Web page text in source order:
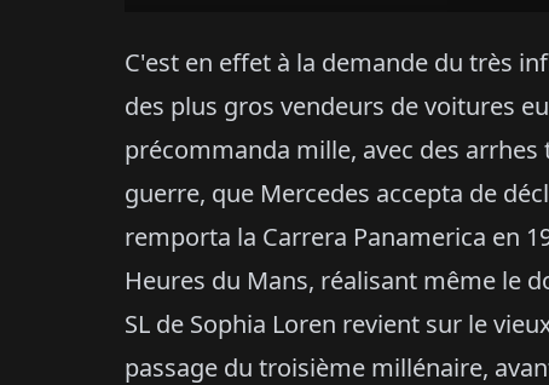
C'est en effet à la demande du très
des plus gros vendeurs de voitures
précommanda mille, avec des
guerre, que Mercedes accepta de
remporta la Carrera Panamerica en
Heures du Mans, réalisant même le
SL de Sophia Loren revient sur le
passage du troisième millénaire,